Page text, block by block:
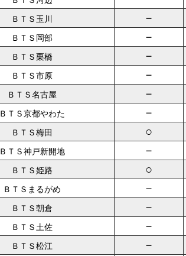
ＢＴＳ玉川 －
ＢＴＳ岡部 －
ＢＴＳ栗橋 －
ＢＴＳ市原 －
ＢＴＳ名古屋 －
ＢＴＳ京都やわた －
ＢＴＳ梅田 ○
ＢＴＳ神戸新開地 －
ＢＴＳ姫路 ○
ＢＴＳまるがめ －
ＢＴＳ朝倉 －
ＢＴＳ土佐 －
ＢＴＳ松江 －